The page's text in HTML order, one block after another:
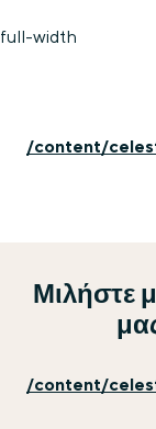
full-width
/content/
Μιλήστε
/content/